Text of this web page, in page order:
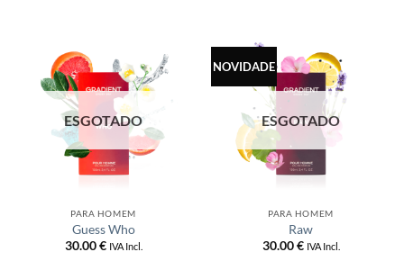
ESGOTADO
PARA HOMEM
Guess Who
30.00€ IVA Incl.
NOVIDADE
ESGOTADO
PARA HOMEM
Raw
30.00€ IVA Incl.